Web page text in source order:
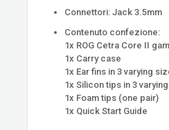
Connettori: Jack 3.5mm
Contenuto confezione:
1x ROG Cetra Core II
1x Carry case
1x Ear fins in 3 varying
1x Silicon tips in 3
1x Foam tips (one pair)
1x Quick Start Guide